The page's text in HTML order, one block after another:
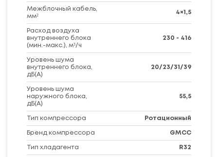
Межблочный кабель,
мм²
4×1,5
Расход воздуха
внутреннего блока
(мин.-макс.), м³/ч
230 - 416
Уровень шума
внутреннего блока,
дБ(А)
20/23/31/39
Уровень шума
наружного блока,
дБ(А)
55,5
Тип компрессора Ротационный
Бренд компрессора GMCC
Тип хладагента R32